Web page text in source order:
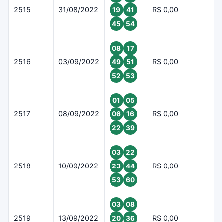
2515 31/08/2022
19
41
45
54
R$ 0,00
2516 03/09/2022
08
17
49
51
52
53
R$ 0,00
2517 08/09/2022
01
05
06
16
22
39
R$ 0,00
2518 10/09/2022
03
22
23
44
53
60
R$ 0,00
2519 13/09/2022
03
08
20
36 R$ 0,00